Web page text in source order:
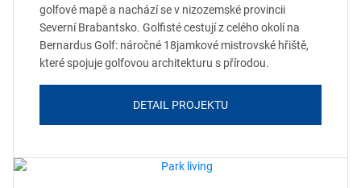
golfové mapě a nachází se v nizozemské provincii
Severní Brabantsko. Golfisté cestují z celého okolí na
Bernardus Golf: náročné 18jamkové mistrovské hřiště,
které spojuje golfovou architekturu s přírodou.
DETAIL PROJEKTU